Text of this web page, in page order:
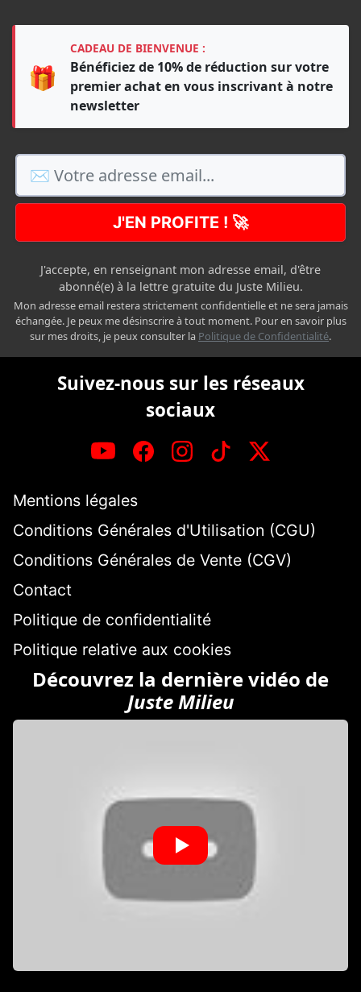
🎁
CADEAU DE BIENVENUE :
Bénéficiez de 10% de réduction sur votre
premier achat en vous inscrivant à notre
newsletter
J'EN PROFITE ! 🚀
J'accepte, en renseignant mon adresse email, d'être
abonné(e) à la lettre gratuite du Juste Milieu.
Mon adresse email restera strictement confidentielle et ne sera jamais
échangée. Je peux me désinscrire à tout moment. Pour en savoir plus
sur mes droits, je peux consulter la Politique de Confidentialité.
Suivez-nous sur les réseaux
sociaux
Mentions légales
Conditions Générales d'Utilisation (CGU)
Conditions Générales de Vente (CGV)
Contact
Politique de confidentialité
Politique relative aux cookies
Découvrez la dernière vidéo de
Juste Milieu